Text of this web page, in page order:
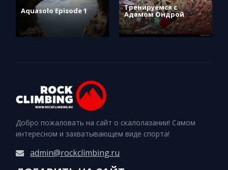
Aquasolo Episode 1 Тренируемся с
Адамом Ондрой
Добро пожаловать на сайт о скалолазании! Самом
интересном и захватывающем виде спорта!
admin@rockclimbing.ru